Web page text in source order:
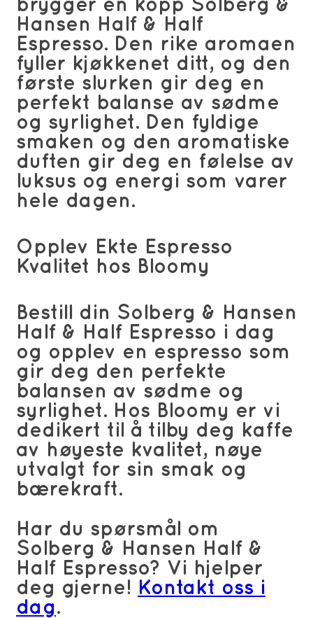
brygger en kopp Solberg &
Hansen Half & Half
Espresso. Den rike aromaen
fyller kjøkkenet ditt, og den
første slurken gir deg en
perfekt balanse av sødme
og syrlighet. Den fyldige
smaken og den aromatiske
duften gir deg en følelse av
luksus og energi som varer
hele dagen.
Opplev Ekte Espresso
Kvalitet hos Bloomy
Bestill din Solberg & Hansen
Half & Half Espresso i dag
og opplev en espresso som
gir deg den perfekte
balansen av sødme og
syrlighet. Hos Bloomy er vi
dedikert til å tilby deg kaffe
av høyeste kvalitet, nøye
utvalgt for sin smak og
bærekraft.
Har du spørsmål om
Solberg & Hansen Half &
Half Espresso? Vi hjelper
deg gjerne!
Kontakt oss i
dag.